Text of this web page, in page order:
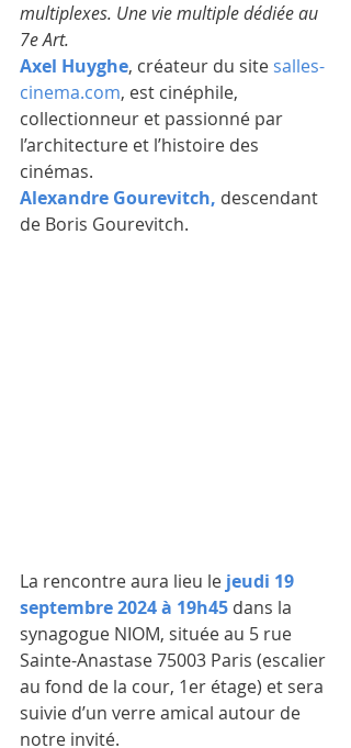
multiplexes. Une vie multiple dédiée au
7e Art.
Axel Huyghe, créateur du site salles-
cinema.com, est cinéphile,
collectionneur et passionné par
l’architecture et l’histoire des
cinémas.
Alexandre Gourevitch, descendant
de Boris Gourevitch.
La rencontre aura lieu le jeudi 19
septembre 2024 à 19h45 dans la
synagogue NIOM, située au 5 rue
Sainte-Anastase 75003 Paris (escalier
au fond de la cour, 1er étage) et sera
suivie d’un verre amical autour de
notre invité.